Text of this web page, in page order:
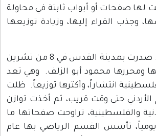
لها صفحات أو أبواب ثابتة في محاولة
وجذب القراء إليها، وزيادة توزيعها
1- جريدة "القدس": صدرت بمدينة القدس في 8 من تشرين
صاحبها ومحررها محمود أبو الزلف. وهي تعد
انتشاراً، وأكثرها توزيعاً. ظلت
الأردني حتى وقت قريب، ثم أخذت توازن
والفلسطينية، تراوحت صفحاتها ما
صفحة يومياً، تأسس القسم الرياضي بها عام